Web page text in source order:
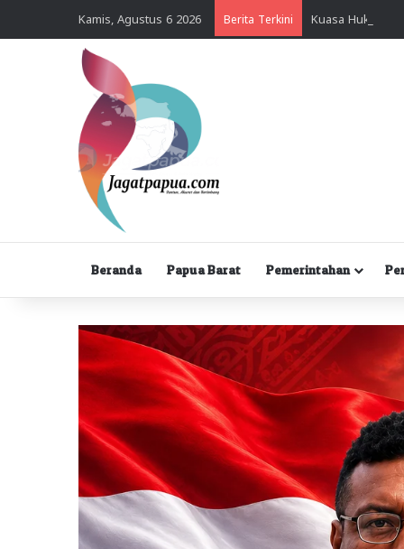
Kamis, Agustus 6 2026 Berita Terkini
Beranda Papua Barat Pemerintahan